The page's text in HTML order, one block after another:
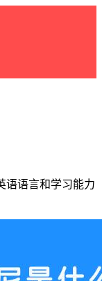
语语言和学习能力